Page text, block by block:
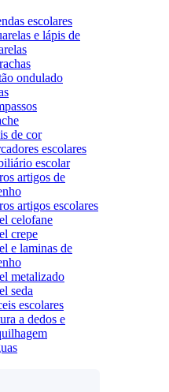
escolares
e lápis de
ondulado
de cor
escolares
escolar
artigos de
artigos escolares
celofane
crepe
e laminas de
metalizado
seda
escolares
a dedos e